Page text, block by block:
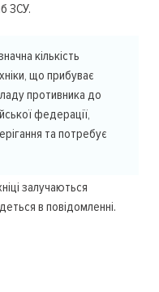
ЗСУ.
кількість
що прибуває
противника до
федерації,
та потребує
залучаються
в повідомленні.